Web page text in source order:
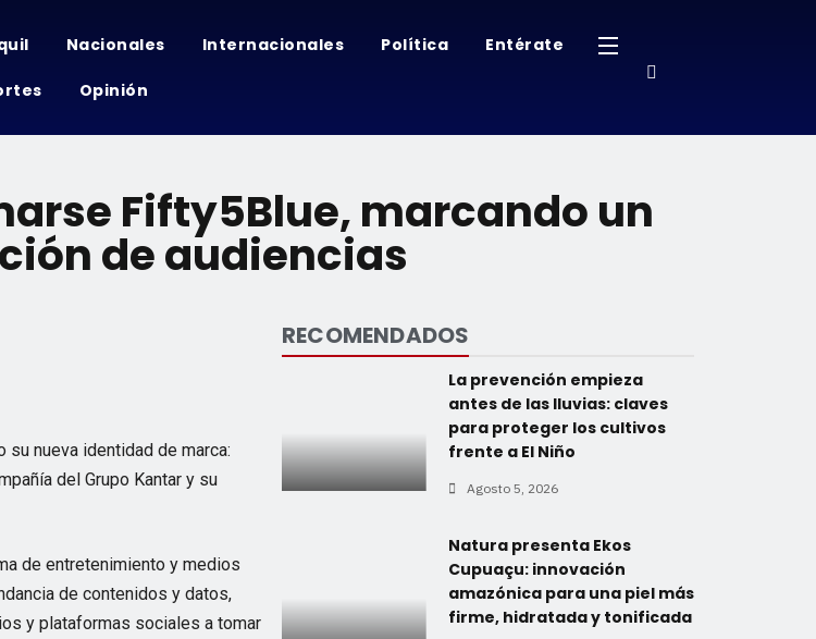
Nacionales Internacionales Política Entérate
Opinión
Fifty5Blue, marcando un
de audiencias
su nueva identidad de marca:
del Grupo Kantar y su
de entretenimiento y medios
de contenidos y datos,
y plataformas sociales a tomar
RECOMENDADOS
La prevención empieza
antes de las lluvias: claves
para proteger los cultivos
frente a El Niño
Agosto 5, 2026
Natura presenta Ekos
Cupuaçu: innovación
amazónica para una piel más
firme, hidratada y tonificada